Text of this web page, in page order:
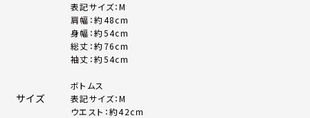
サイズ
表記サイズ：M
肩幅：約48cm
身幅：約54cm
総丈：約76cm
袖丈：約54cm
ボトムス
表記サイズ：M
ウエスト：約42cm